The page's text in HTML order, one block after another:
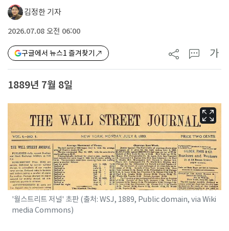
김정한 기자
2026.07.08 오전 06:00
구글에서 뉴스1 즐겨찾기 가
1889년 7월 8일
'월스트리트 저널' 초판 (출처: WSJ, 1889, Public domain, via Wiki
media Commons)